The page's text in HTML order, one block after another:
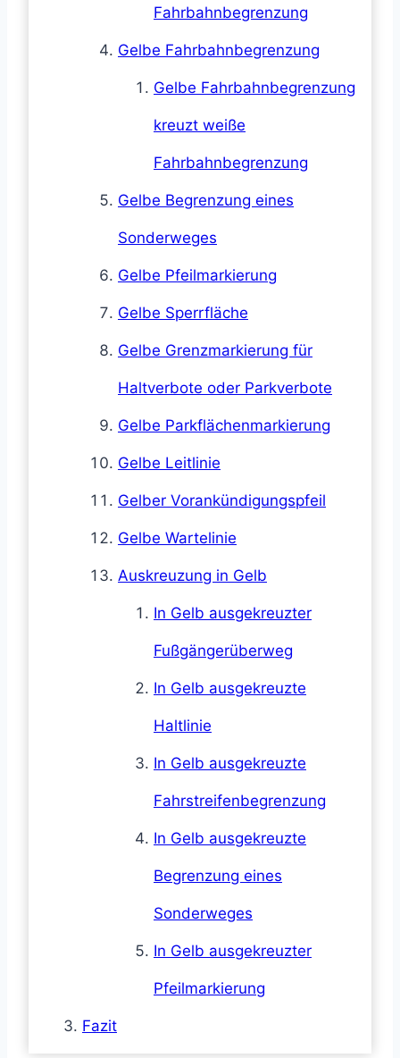
Fahrbahnbegrenzung
Gelbe Fahrbahnbegrenzung
Gelbe Fahrbahnbegrenzung
kreuzt weiße
Fahrbahnbegrenzung
Gelbe Begrenzung eines
Sonderweges
Gelbe Pfeilmarkierung
Gelbe Sperrfläche
Gelbe Grenzmarkierung für
Haltverbote oder Parkverbote
Gelbe Parkflächenmarkierung
Gelbe Leitlinie
Gelber Vorankündigungspfeil
Gelbe Wartelinie
Auskreuzung in Gelb
In Gelb ausgekreuzter
Fußgängerüberweg
In Gelb ausgekreuzte
Haltlinie
In Gelb ausgekreuzte
Fahrstreifenbegrenzung
In Gelb ausgekreuzte
Begrenzung eines
Sonderweges
In Gelb ausgekreuzter
Pfeilmarkierung
Fazit